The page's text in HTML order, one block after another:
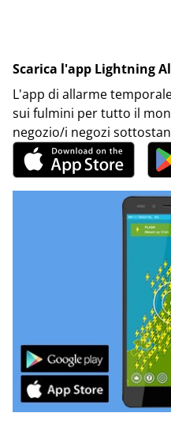
Scarica l'app Lightning
L'app di allarme
sui fulmini per tutto il
negozio/i negozi